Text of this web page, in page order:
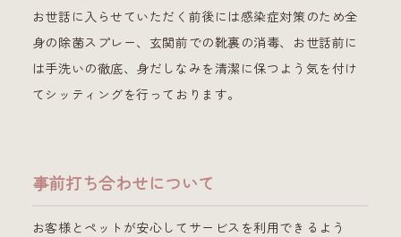
お世話に入らせていただく前後には感染症対策のため全
身の除菌スプレー、玄関前での靴裏の消毒、お世話前に
は手洗いの徹底、身だしなみを清潔に保つよう気を付け
てシッティングを行っております。
事前打ち合わせについて
お客様とペットが安心してサービスを利用できるよう